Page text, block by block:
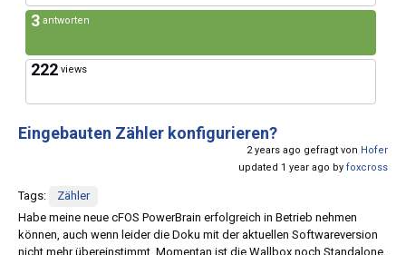
3 antworten
222 views
Eingebauten Zähler konfigurieren?
2 years ago gefragt von Hofer
updated 1 year ago by foxcross
Tags:
Zähler
Habe meine neue cFOS PowerBrain erfolgreich in Betrieb nehmen
können, auch wenn leider die Doku mit der aktuellen Softwareversion
nicht mehr übereinstimmt. Momentan ist die Wallbox noch Standalone,